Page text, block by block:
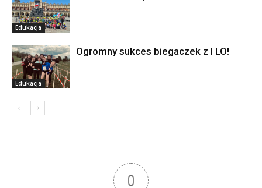
Edukacja
Edukacja
Ogromny sukces biegaczek z I LO!
0